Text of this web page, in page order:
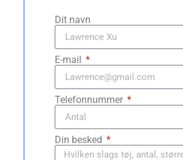
Dit navn
E-mail
Telefonnummer
Din besked